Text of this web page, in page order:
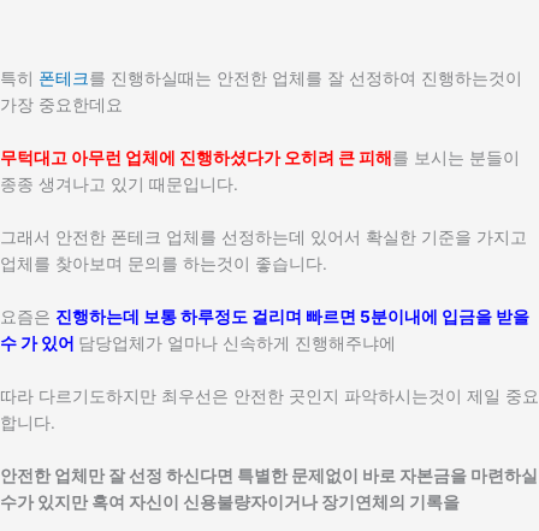
특히 폰테크를 진행하실때는 안전한 업체를 잘 선정하여 진행하는것이
가장 중요한데요
무턱대고 아무런 업체에 진행하셨다가 오히려 큰 피해를 보시는 분들이
종종 생겨나고 있기 때문입니다.
그래서 안전한 폰테크 업체를 선정하는데 있어서 확실한 기준을 가지고
업체를 찾아보며 문의를 하는것이 좋습니다.
요즘은 진행하는데 보통 하루정도 걸리며 빠르면 5분이내에 입금을 받을
수 가 있어 담당업체가 얼마나 신속하게 진행해주냐에
따라 다르기도하지만 최우선은 안전한 곳인지 파악하시는것이 제일 중요
합니다.
안전한 업체만 잘 선정 하신다면 특별한 문제없이 바로 자본금을 마련하실
수가 있지만 혹여 자신이 신용불량자이거나 장기연체의 기록을